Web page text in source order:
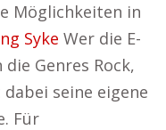
Möglichkeiten in
Syke Wer die E-
Genres Rock,
seine eigene
Für